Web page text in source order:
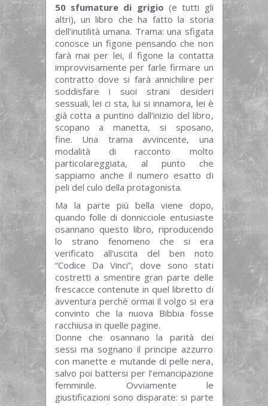
50 sfumature di grigio (e tutti gli
altri), un libro che ha fatto la storia
dell’inutilità umana. Trama: una sfigata
conosce un figone pensando che non
farà mai per lei, il figone la contatta
improvvisamente per farle firmare un
contratto dove si farà annichilire per
soddisfare i suoi strani desideri
sessuali, lei ci sta, lui si innamora, lei è
già cotta a puntino dall’inizio del libro,
scopano a manetta, si sposano,
fine. Una trama avvincente, una
modalità di racconto molto
particolareggiata, al punto che
sappiamo anche il numero esatto di
peli del culo della protagonista.
Ma la parte più bella viene dopo,
quando folle di donnicciole entusiaste
osannano questo libro, riproducendo
lo strano fenomeno che si era
verificato all’uscita del ben noto
“Codice Da Vinci”, dove sono stati
costretti a smentire gran parte delle
frescacce contenute in quel libretto di
avventura perchè ormai il volgo si era
convinto che la nuova Bibbia fosse
racchiusa in quelle pagine.
Donne che osannano la parità dei
sessi ma sognano il principe azzurro
con manette e mutande di pelle nera,
salvo poi battersi per l’emancipazione
femminile. Ovviamente le
giustificazioni sono disparate: si parte